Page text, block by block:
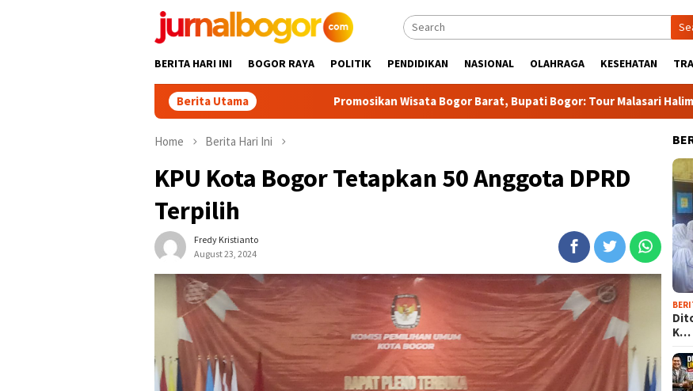
BERITA HARI INI BOGOR RAYA POLITIK PENDIDIKAN NASIONAL OLAHRAGA KESEHATAN
Berita UtamaPromosikan Wisata Bogor Barat, Bupati Bogor: Tour Malasari Halimun Salak Bakal
Home Berita Hari Ini
KPU Kota Bogor Tetapkan 50 Anggota DPRD
Terpilih
Fredy Kristianto
August 23, 2024
K…